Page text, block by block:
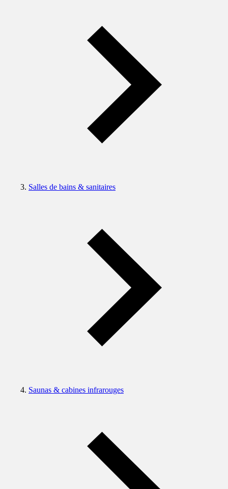
Salles de bains & sanitaires
Saunas & cabines infrarouges